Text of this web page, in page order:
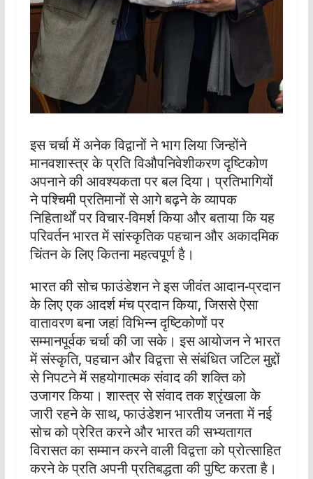
इस चर्चा में अनेक विद्वानों ने भाग लिया जिन्होंने
मानवशास्त्र के प्रति विऔपनिवेशीकरण दृष्टिकोण
अपनाने की आवश्यकता पर बल दिया। प्रतिभागियों
ने पश्चिमी प्रतिमानों से आगे बढ़ने के व्यापक
निहितार्थों पर विचार-विमर्श किया और बताया कि यह
परिवर्तन भारत में सांस्कृतिक पहचान और अकादमिक
चिंतन के लिए कितना महत्वपूर्ण है।
भारत की सोच फाउंडेशन ने इस जीवंत आदान-प्रदान
के लिए एक आदर्श मंच प्रदान किया, जिससे ऐसा
वातावरण बना जहां विभिन्न दृष्टिकोणों पर
सम्मानपूर्वक चर्चा की जा सके। इस आयोजन ने भारत
में संस्कृति, पहचान और विद्वत्ता से संबंधित जटिल मुद्दों
से निपटने में सहयोगात्मक संवाद की शक्ति को
उजागर किया। शास्त्र से संवाद तक श्रृंखला के
जारी रहने के साथ, फाउंडेशन भारतीय जनता में नई
सोच को प्रेरित करने और भारत की सभ्यतागत
विरासत का सम्मान करने वाली विद्वत्ता को प्रोत्साहित
करने के प्रति अपनी प्रतिबद्धता की पुष्टि करता है।